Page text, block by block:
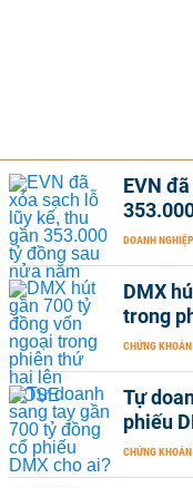
EVN
DOANH NGHIỆP
DMX
trong
CHỨNG KHOÁN
Tự
phiếu
CHỨNG KHOÁN